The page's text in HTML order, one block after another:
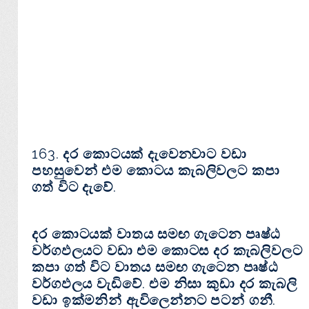
163. දර කොටයක්‌ දැවෙනවාට වඩා
පහසුවෙන් එම කොටය කැබලිවලට කපා
ගත් විට දැවේ.
දර කොටයක්‌ වාතය සමඟ ගැටෙන පෘෂ්ඨ
වර්ගඵලයට වඩා එම කොටස දර කැබලිවලට
කපා ගත් විට වාතය සමඟ ගැටෙන පෘෂ්ඨ
වර්ගඵලය වැඩිවේ. එම නිසා කුඩා දර කැබලි
වඩා ඉක්‌මනින් ඇවිලෙන්නට පටන් ගනී.